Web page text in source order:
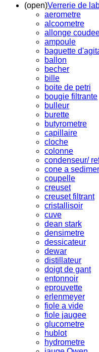
(open)Verrerie de
aerometre
alcoometre
allonge
ampoule
baguette
ballon
becher
bille
boite de petri
bougie filtrante
bulleur
burette
butyrometre
capillaire
cloche
colonne
condenseur/
cone a
coupelle
creuset
creuset filtrant
cristallisoir
cuve
dean stark
densimetre
dessicateur
dewar
distillateur
doigt de gant
entonnoir
eprouvette
erlenmeyer
fiole a vide
fiole jaugee
glucometre
hublot
hydrometre